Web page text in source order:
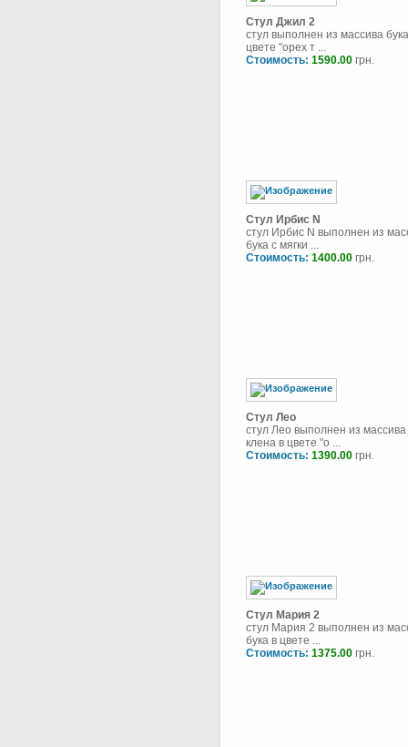
Стул Джил 2
стул выполнен из массива
цвете "орех т ...
Стоимость: 1590.00 грн.
Стул Ирбис N
стул Ирбис N выполнен из
бука с мягки ...
Стоимость: 1400.00 грн.
Стул Лео
стул Лео выполнен из массива
клена в цвете "о ...
Стоимость: 1390.00 грн.
Стул Мария 2
стул Мария 2 выполнен из
бука в цвете ...
Стоимость: 1375.00 грн.